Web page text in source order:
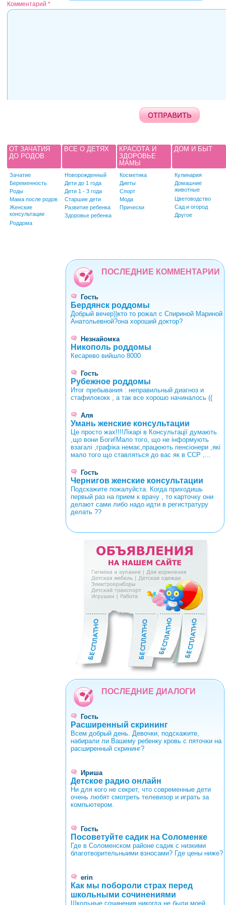
Комментарий *
ОТ ЗАЧАТИЯ
ДО РОДОВ
Зачатие
Беременность
Роды
Мама после родов
Женские
консультации
Роддома
ВСЕ О ДЕТЯХ
Новорожденный
Дети до 1 года
Дети 1 - 3 года
Старшие дети
Развитие ребенка
Здоровье ребенка
КРАСОТА И
ЗДОРОВЬЕ
МАМЫ
Косметика
Диеты
Спорт
Мода
Прически
ДОМ И БЫТ
Кулинария
Домашние
животные
Цветоводство
Сад и огород
Другое
ПОСЛЕДНИЕ КОММЕНТАРИИ
Гость
Бердянск роддомы
Добрый вечер))кто то рожал с Спириной Мариной
Анатольевной?она хороший доктор?
Незнайомка
Никополь роддомы
Кесарево вийшло 8000
Гость
Рубежное роддомы
Итог пребывания : неправильный диагноз и
стафилококк , а так все хорошо начиналось ((
Аля
Умань женские консультации
Це просто жах!!!!Лікарі в Консультації думають
,що вони Боги!Мало того, що не інформують
взагалі ,графіка немає,працюють пенсіонери ,які
мало того що ставляться до вас як в ССР ,...
Гость
Чернигов женские консультации
Подскажите пожалуйста. Когда приходишь
первый раз на прием к врачу , то карточку они
делают сами либо надо идти в регистратуру
делать ??
0123456789
ПОСЛЕДНИЕ ДИАЛОГИ
Гость
Расширенный скрининг
Всем добрый день. Девочки, подскажите,
набирали ли Вашему ребенку кровь с пяточки на
расширенный скрининг?
Ириша
Детское радио онлайн
Ни для кого не секрет, что современные дети
очень любят смотреть телевизор и играть за
компьютером.
Гость
Посоветуйте садик на Соломенке
Где в Соломенском районе садик с низкими
благотворительныими взносами? Где цены ниже?
erin
Как мы побороли страх перед
школьными сочинениями
Школьные сочинения никогда не были моей